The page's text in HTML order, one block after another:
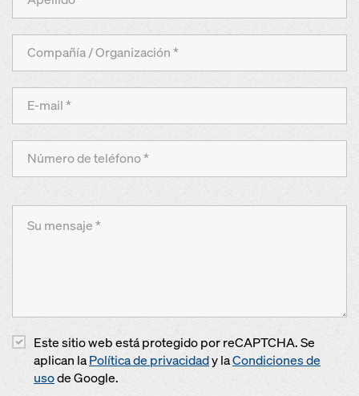
Este sitio web está protegido por reCAPTCHA. Se
aplican laPolítica de privacidady laCondiciones de
usode Google.